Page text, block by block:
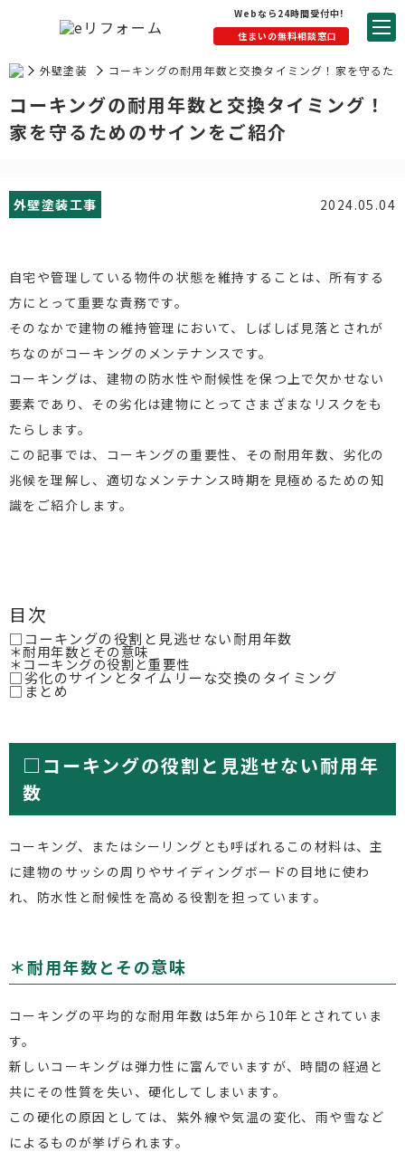
Webなら24時間受付中!
住まいの無料相談窓口
外壁塗装
コーキングの耐用年数と交換タイミング！家を守るた
コーキングの耐用年数と交換タイミング！
家を守るためのサインをご紹介
外壁塗装工事 2024.05.04
自宅や管理している物件の状態を維持することは、所有する
方にとって重要な責務です。
そのなかで建物の維持管理において、しばしば見落とされが
ちなのがコーキングのメンテナンスです。
コーキングは、建物の防水性や耐候性を保つ上で欠かせない
要素であり、その劣化は建物にとってさまざまなリスクをも
たらします。
この記事では、コーキングの重要性、その耐用年数、劣化の
兆候を理解し、適切なメンテナンス時期を見極めるための知
識をご紹介します。
目次
□コーキングの役割と見逃せない耐用年数
＊耐用年数とその意味
＊コーキングの役割と重要性
□劣化のサインとタイムリーな交換のタイミング
□まとめ
□コーキングの役割と見逃せない耐用年
数
コーキング、またはシーリングとも呼ばれるこの材料は、主
に建物のサッシの周りやサイディングボードの目地に使わ
れ、防水性と耐候性を高める役割を担っています。
＊耐用年数とその意味
コーキングの平均的な耐用年数は5年から10年とされていま
す。
新しいコーキングは弾力性に富んでいますが、時間の経過と
共にその性質を失い、硬化してしまいます。
この硬化の原因としては、紫外線や気温の変化、雨や雪など
によるものが挙げられます。